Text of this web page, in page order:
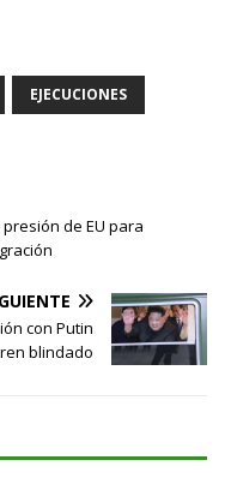
EJECUCIONES
de EU para
con Putin
blindado